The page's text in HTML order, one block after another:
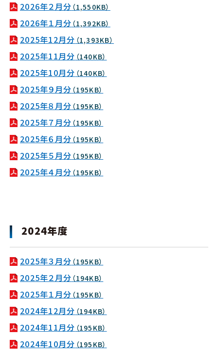
2026年２月分 （1,550KB）
2026年１月分 （1,392KB）
2025年12月分 （1,393KB）
2025年11月分 （140KB）
2025年10月分 （140KB）
2025年９月分 （195KB）
2025年８月分 （195KB）
2025年７月分 （195KB）
2025年６月分 （195KB）
2025年５月分 （195KB）
2025年４月分 （195KB）
2024年度
2025年３月分 （195KB）
2025年２月分 （194KB）
2025年１月分 （195KB）
2024年12月分 （194KB）
2024年11月分 （195KB）
2024年10月分 （195KB）